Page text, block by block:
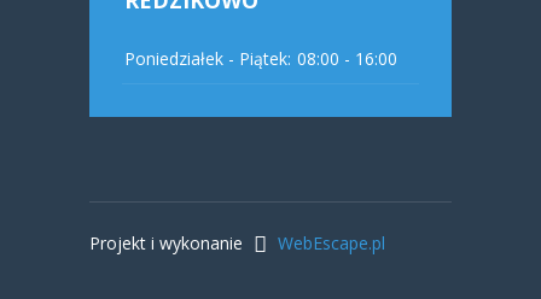
Poniedziałek - Piątek: 08:00 - 16:00
Projekt i wykonanie WebEscape.pl